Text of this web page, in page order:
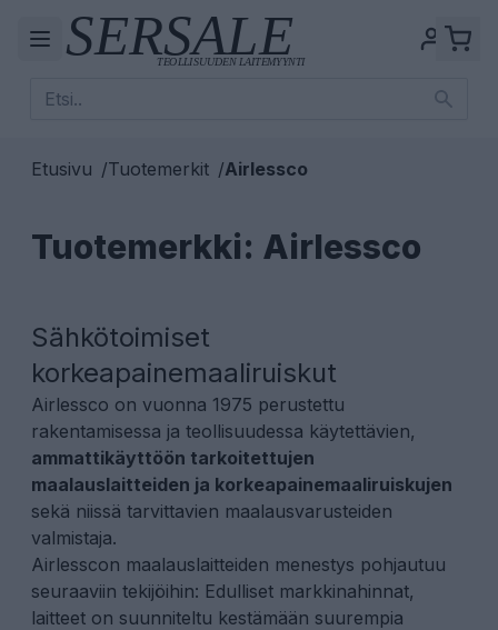
Etusivu /Tuotemerkit /Airlessco
Tuotemerkki: Airlessco
Sähkötoimiset
korkeapainemaaliruiskut
Airlessco on vuonna 1975 perustettu
rakentamisessa ja teollisuudessa käytettävien,
ammattikäyttöön tarkoitettujen
maalauslaitteiden ja korkeapainemaaliruiskujen
sekä niissä tarvittavien maalausvarusteiden
valmistaja.
Airlesscon maalauslaitteiden menestys pohjautuu
seuraaviin tekijöihin: Edulliset markkinahinnat,
laitteet on suunniteltu kestämään suurempia